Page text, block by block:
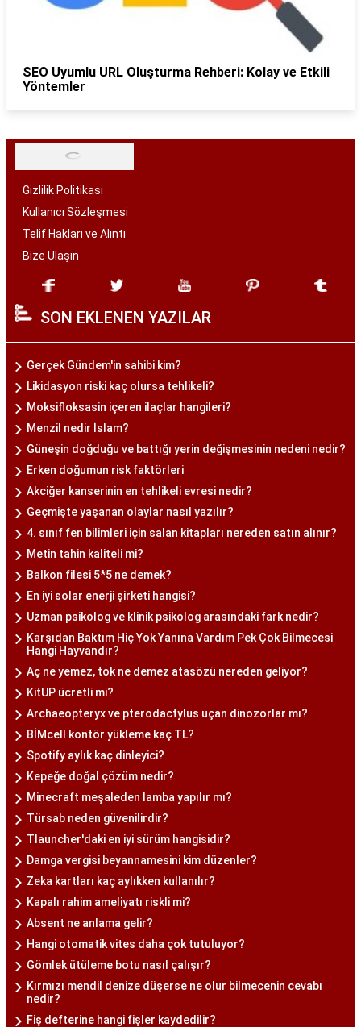
SEO Uyumlu URL Oluşturma Rehberi: Kolay ve Etkili
Yöntemler
Gizlilik Politikası
Kullanıcı Sözleşmesi
Telif Hakları ve Alıntı
Bize Ulaşın
SON EKLENEN YAZILAR
Gerçek Gündem'in sahibi kim?
Likidasyon riski kaç olursa tehlikeli?
Moksifloksasin içeren ilaçlar hangileri?
Menzil nedir İslam?
Güneşin doğduğu ve battığı yerin değişmesinin nedeni nedir?
Erken doğumun risk faktörleri
Akciğer kanserinin en tehlikeli evresi nedir?
Geçmişte yaşanan olaylar nasıl yazılır?
4. sınıf fen bilimleri için salan kitapları nereden satın alınır?
Metin tahin kaliteli mi?
Balkon filesi 5*5 ne demek?
En iyi solar enerji şirketi hangisi?
Uzman psikolog ve klinik psikolog arasındaki fark nedir?
Karşıdan Baktım Hiç Yok Yanına Vardım Pek Çok Bilmecesi
Hangi Hayvandır?
Aç ne yemez, tok ne demez atasözü nereden geliyor?
KitUP ücretli mi?
Archaeopteryx ve pterodactylus uçan dinozorlar mı?
BİMcell kontör yükleme kaç TL?
Spotify aylık kaç dinleyici?
Kepeğe doğal çözüm nedir?
Minecraft meşaleden lamba yapılır mı?
Türsab neden güvenilirdir?
Tlauncher'daki en iyi sürüm hangisidir?
Damga vergisi beyannamesini kim düzenler?
Zeka kartları kaç aylıkken kullanılır?
Kapalı rahim ameliyatı riskli mi?
Absent ne anlama gelir?
Hangi otomatik vites daha çok tutuluyor?
Gömlek ütüleme botu nasıl çalışır?
Kırmızı mendil denize düşerse ne olur bilmecenin cevabı
nedir?
Fiş defterine hangi fişler kaydedilir?